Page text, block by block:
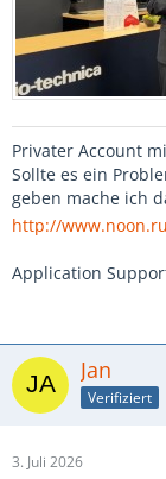
Privater Account
Sollte es ein
geben mache ich
http://
Application
Jan
Verifiziert
3. Juli 2026